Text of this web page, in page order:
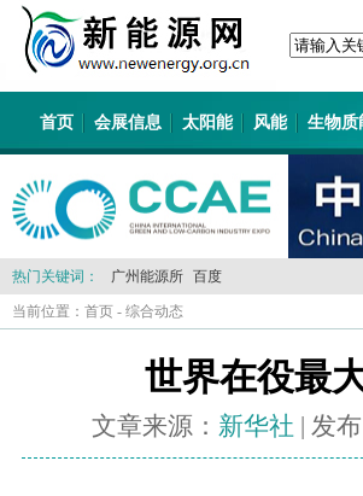
首页 会展信息 太阳能 风能 生物质
热门关键词： 广州能源所 百度
当前位置： 首页 - 综合动态
世界在役最
文章来源： 新华社 | 发